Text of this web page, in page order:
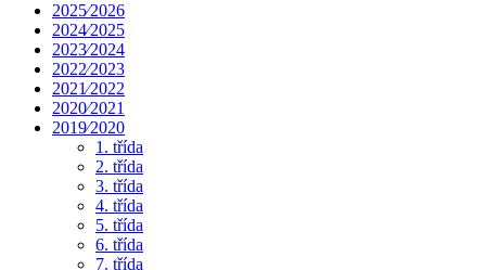
2025⁄2026
2024⁄2025
2023⁄2024
2022⁄2023
2021⁄2022
2020⁄2021
2019⁄2020
1. třída
2. třída
3. třída
4. třída
5. třída
6. třída
7. třída